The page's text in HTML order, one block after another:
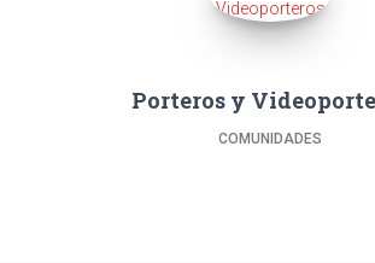
Porteros y
COMUNIDADES